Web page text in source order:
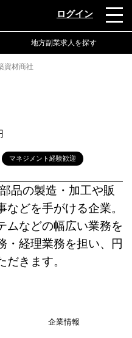
ログイン
地方副業求人を探す
資材商社
マネジメント経験歓迎
品の製造・加工や販
どを手がける企業。
ムなどの幅広い業務を
・経理業務を担い、円
きます。
企業情報